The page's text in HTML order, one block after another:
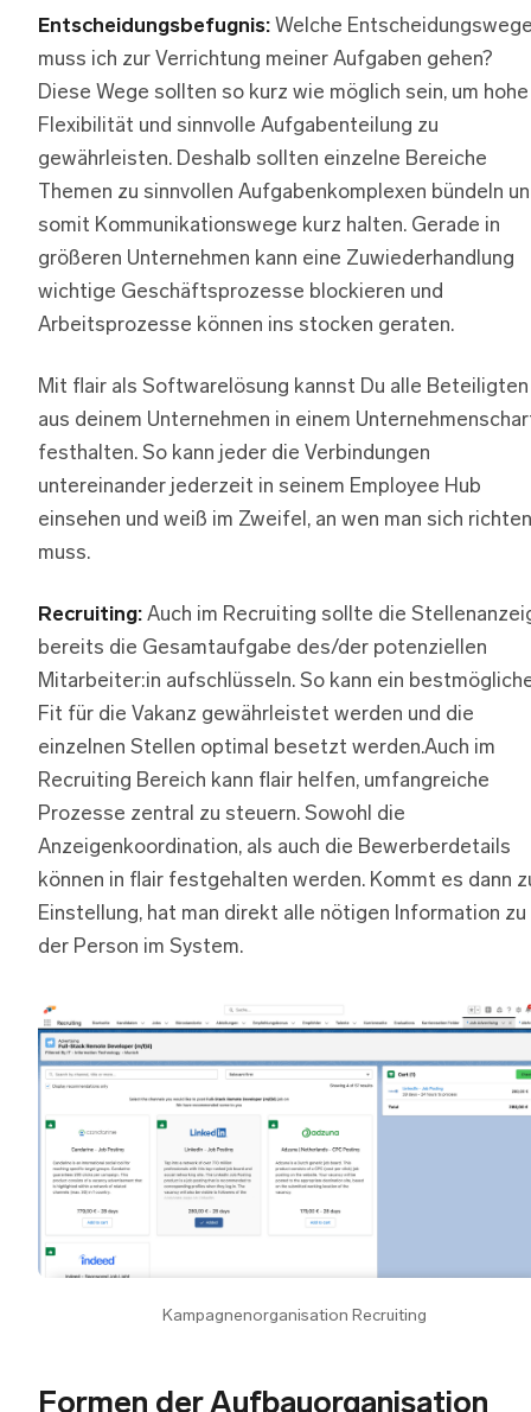
Entscheidungsbefugnis: Welche
muss ich zur Verrichtung meiner Aufgaben gehen?
Diese Wege sollten so kurz wie möglich sein, um hohe
Flexibilität und sinnvolle Aufgabenteilung zu
gewährleisten. Deshalb sollten einzelne Bereiche
Themen zu sinnvollen Aufgabenkomplexen bündeln
somit Kommunikationswege kurz halten. Gerade in
größeren Unternehmen kann eine Zuwiederhandlung
wichtige Geschäftsprozesse blockieren und
Arbeitsprozesse können ins stocken geraten.
Mit flair als Softwarelösung kannst Du alle Beteiligten
aus deinem Unternehmen in einem
festhalten. So kann jeder die Verbindungen
untereinander jederzeit in seinem Employee Hub
einsehen und weiß im Zweifel, an wen man sich richten
muss.
Recruiting: Auch im Recruiting sollte die
bereits die Gesamtaufgabe des/der potenziellen
Mitarbeiter:in aufschlüsseln. So kann ein
Fit für die Vakanz gewährleistet werden und die
einzelnen Stellen optimal besetzt werden.Auch im
Recruiting Bereich kann flair helfen, umfangreiche
Prozesse zentral zu steuern. Sowohl die
Anzeigenkoordination, als auch die Bewerberdetails
können in flair festgehalten werden. Kommt es dann
Einstellung, hat man direkt alle nötigen Information zu
der Person im System.
Kampagnenorganisation Recruiting
Formen der Aufbauorganisation